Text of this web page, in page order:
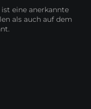
eine anerkannte
als auch auf dem